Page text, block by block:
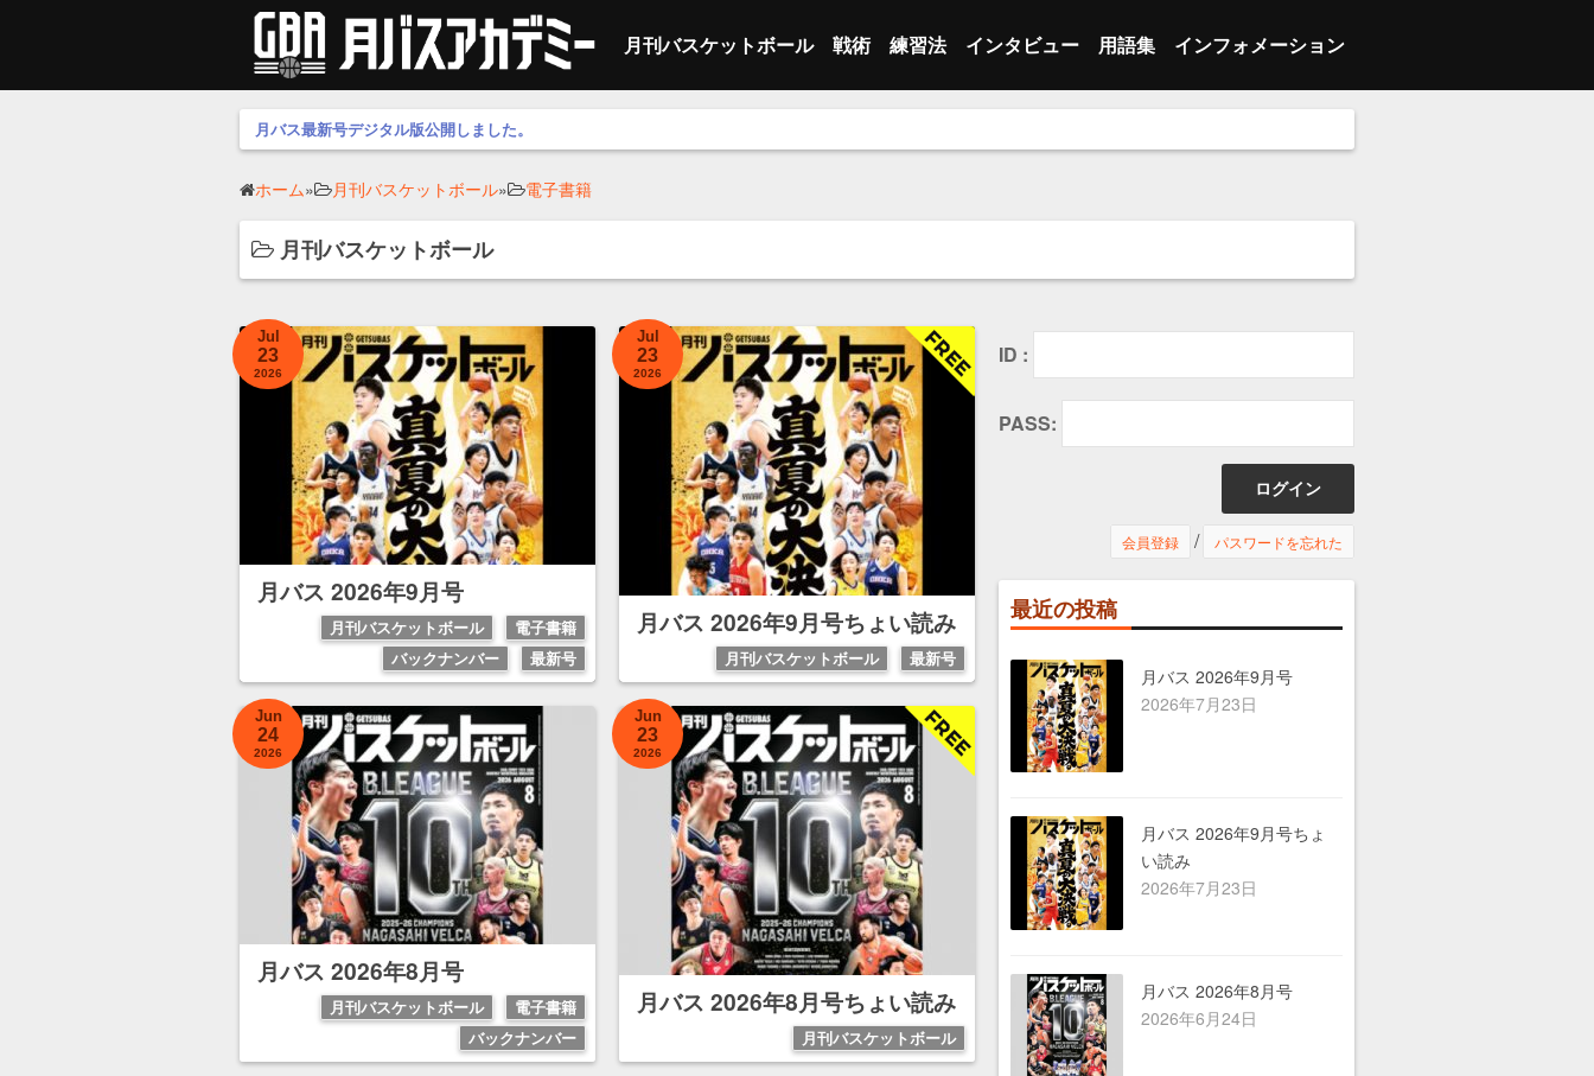
月刊バスケットボール
最新号
バックナンバー
戦術
オフェンス
セカンダリー ブレイク
ベースライン インバウンズプレー
その他
練習法
オフェンス
トランジション
個人スキル
ディフェンス
トランジション
インタビュー
指導者
選手
用語集
あ行
か行
は行
ら行
シーン別
インフォメーション
会員登録
メンバーログイン
お問い合わせ
月バス最新号デジタル版公開しました。
ホーム» 月刊バスケットボール» 電子書籍
月刊バスケットボール
Jul
23
2026
月バス 2026年9月号
月刊バスケットボール
電子書籍
バックナンバー
最新号
Jul
23
2026
月バス 2026年9月号ちょい読み
月刊バスケットボール 最新号
Jun
24
2026
月バス 2026年8月号
月刊バスケットボール
電子書籍
バックナンバー
Jun
23
2026
月バス 2026年8月号ちょい読み
月刊バスケットボール
ID :
PASS:
会員登録 / パスワードを忘れた
最近の投稿
月バス 2026年9月号
2026年7月23日
月バス 2026年9月号ちょ
い読み
2026年7月23日
月バス 2026年8月号
2026年6月24日